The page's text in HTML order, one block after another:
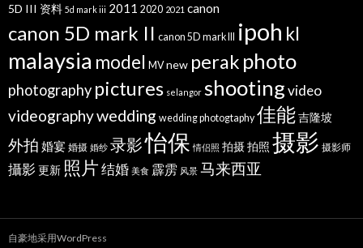
5D III 资料 5d mark iii 2011 2020 2021 canon
canon 5D mark II canon 5D mark III ipoh kl
malaysia model MV new perak photo
photography pictures selangor shootingvideo
videographywedding wedding photogtaphy 佳能吉隆坡
外拍 婚宴 婚摄 婚纱 录影怡保 情侣照 拍摄拍照 摄影 摄影师
攝影 更新 照片结婚 美食 霹雳 风景 马来西亚
自豪地采用WordPress